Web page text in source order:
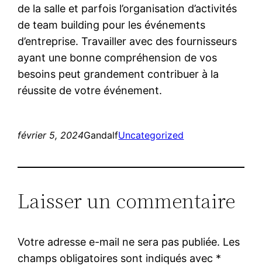
de la salle et parfois l’organisation d’activités
de team building pour les événements
d’entreprise. Travailler avec des fournisseurs
ayant une bonne compréhension de vos
besoins peut grandement contribuer à la
réussite de votre événement.
février 5, 2024GandalfUncategorized
Laisser un commentaire
Votre adresse e-mail ne sera pas publiée. Les
champs obligatoires sont indiqués avec *